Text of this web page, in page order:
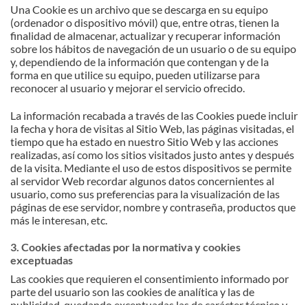
Una Cookie es un archivo que se descarga en su equipo
(ordenador o dispositivo móvil) que, entre otras, tienen la
finalidad de almacenar, actualizar y recuperar información
sobre los hábitos de navegación de un usuario o de su equipo
y, dependiendo de la información que contengan y de la
forma en que utilice su equipo, pueden utilizarse para
reconocer al usuario y mejorar el servicio ofrecido.
La información recabada a través de las Cookies puede incluir
la fecha y hora de visitas al Sitio Web, las páginas visitadas, el
tiempo que ha estado en nuestro Sitio Web y las acciones
realizadas, así como los sitios visitados justo antes y después
de la visita. Mediante el uso de estos dispositivos se permite
al servidor Web recordar algunos datos concernientes al
usuario, como sus preferencias para la visualización de las
páginas de ese servidor, nombre y contraseña, productos que
más le interesan, etc.
3. Cookies afectadas por la normativa y cookies
exceptuadas
Las cookies que requieren el consentimiento informado por
parte del usuario son las cookies de analítica y las de